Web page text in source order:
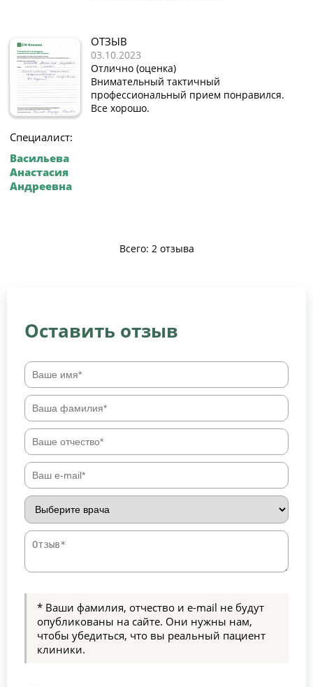
Специалист:
Васильева
Анастасия
Андреевна
ОТЗЫВ
03.10.2023
Отлично (оценка)
Внимательный тактичный
профессиональный прием понравился.
Все хорошо.
Всего: 2 отзыва
Оставить отзыв
* Ваши фамилия, отчество и e-mail не будут
опубликованы на сайте. Они нужны нам,
чтобы убедиться, что вы реальный пациент
клиники.